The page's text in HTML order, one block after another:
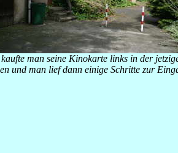
man seine Kinokarte links in der
und man lief dann einige Schritte zur